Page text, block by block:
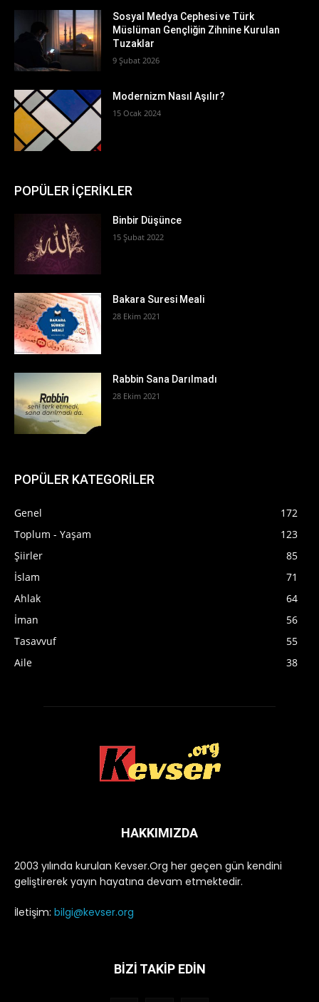
Sosyal Medya Cephesi ve Türk
Müslüman Gençliğin Zihnine Kurulan
Tuzaklar
9 Şubat 2026
Modernizm Nasıl Aşılır?
15 Ocak 2024
POPÜLER İÇERİKLER
Binbir Düşünce
15 Şubat 2022
Bakara Suresi Meali
28 Ekim 2021
Rabbin Sana Darılmadı
28 Ekim 2021
POPÜLER KATEGORİLER
Genel
172
Toplum - Yaşam
123
Şiirler
85
İslam
71
Ahlak
64
İman
56
Tasavvuf
55
Aile
38
HAKKIMIZDA
2003 yılında kurulan Kevser.Org her geçen gün kendini
geliştirerek yayın hayatına devam etmektedir.
İletişim: bilgi@kevser.org
BİZİ TAKİP EDİN